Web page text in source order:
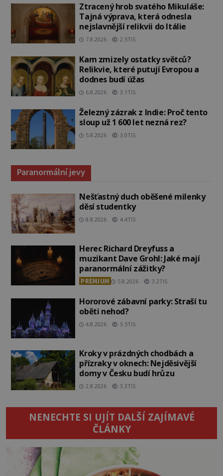
Ztracený hrob svatého Mikuláše:
Tajná výprava, která odnesla
nejslavnější relikvii do Itálie
7.8.2026 2.5TIS
Kam zmizely ostatky světců?
Relikvie, které putují Evropou a
dodnes budí úžas
6.8.2026 3.1TIS
Železný zázrak z Indie: Proč tento
sloup už 1 600 let nezná rez?
5.8.2026 3.0TIS
Paranormální jevy
Nešťastný duch oběšené milenky
děsí studentky
8.8.2026 4.4TIS
Herec Richard Dreyfuss a
muzikant Dave Grohl: Jaké mají
paranormální zážitky?
PREMIUM 5.8.2026 3.2TIS
Hororové zábavní parky: Straší tu
oběti nehod?
4.8.2026 3.5TIS
Kroky v prázdných chodbách a
přízraky v oknech: Nejděsivější
domy v Česku budí hrůzu
2.8.2026 3.3TIS
NENECHTE SI UJÍT DALŠÍ ZAJÍMAVÉ
ČLÁNKY